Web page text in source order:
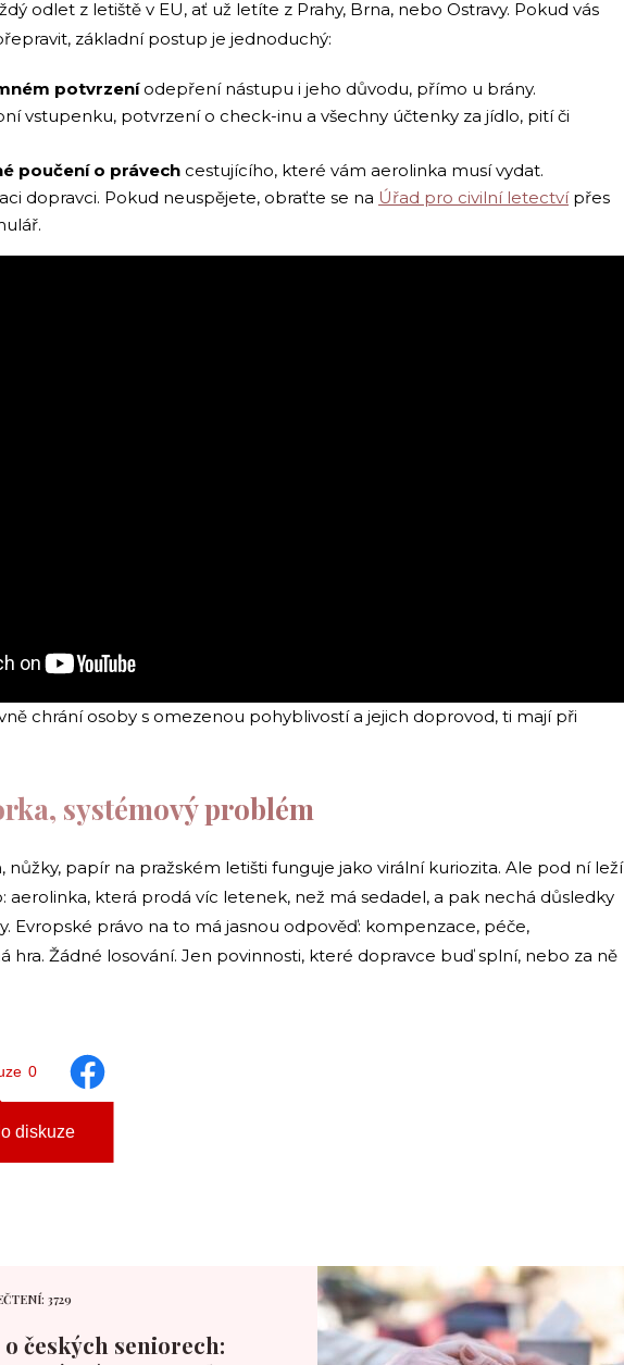
odlet z letiště v EU, ať už letíte z Prahy, Brna, nebo Ostravy. Pokud vás
základní postup je jednoduchý:
potvrzeníodepření nástupu i jeho důvodu, přímo u brány.
vstupenku, potvrzení o check-inu a všechny účtenky za jídlo, pití či
poučení o právech cestujícího, které vám aerolinka musí vydat.
dopravci. Pokud neuspějete, obraťte se na Úřad pro civilní letectvípřes
chrání osoby s omezenou pohyblivostí a jejich doprovod, ti mají při
systémový problém
nůžky, papír na pražském letišti funguje jako virální kuriozita. Ale pod ní leží
aerolinka, která prodá víc letenek, než má sedadel, a pak nechá důsledky
Evropské právo na to má jasnou odpověď: kompenzace, péče,
hra. Žádné losování. Jen povinnosti, které dopravce buď splní, nebo za ně
0
diskuze
3729
českých seniorech: